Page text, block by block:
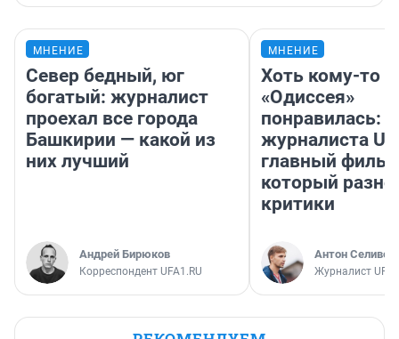
МНЕНИЕ
Север бедный, юг
богатый: журналист
проехал все города
Башкирии — какой из
них лучший
Андрей Бирюков
Корреспондент UFA1.RU
МНЕНИЕ
Хоть кому-то
«Одиссея»
понравилась:
журналиста
главный
который
критики
Антон
Журналист